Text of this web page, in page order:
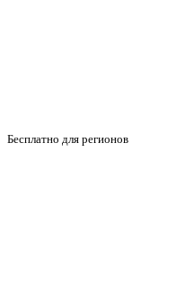
Бесплатно для регионов